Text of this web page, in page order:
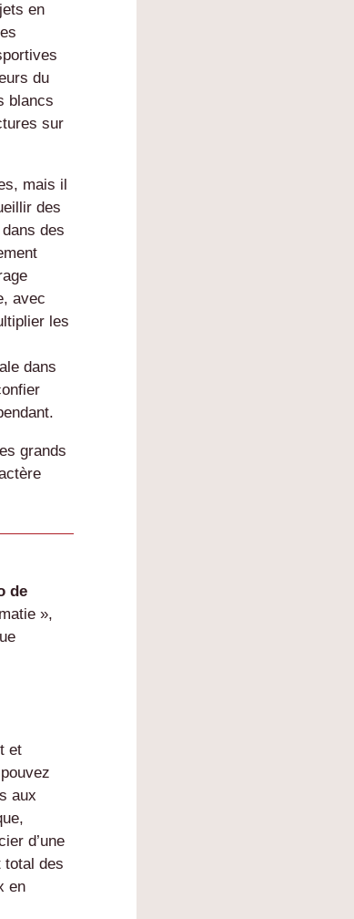
en
du
blancs
sur
mais il
des
des
avec
les
dans
grands
de
»,
et
aux
d’une
total des
en